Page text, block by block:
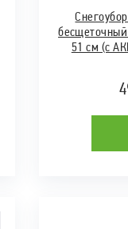
бесщеточный
51 см (c